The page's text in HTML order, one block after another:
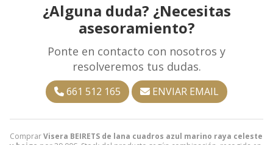
ComprarVisera BEIRETS de lana cuadros azul marino raya celeste
¿Alguna duda? ¿Necesitas
asesoramiento?
Ponte en contacto con nosotros y
resolveremos tus dudas.
661 512 165 ENVIAR EMAIL